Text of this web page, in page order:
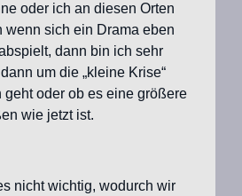
oder ich an diesen Orten
wenn sich ein Drama eben
dann bin ich sehr
um die „kleine Krise“
geht oder ob es eine größere
wie jetzt ist.
nicht wichtig, wodurch wir